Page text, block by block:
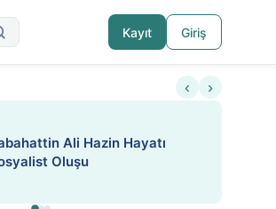
Kayıt Giriş
ESA 'da Sen de Paylaş
‹ ›
ATEŞ YAKMAK KONU ÖZET J.
LONDON